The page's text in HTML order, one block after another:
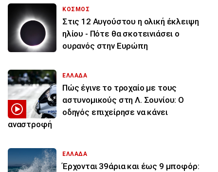
ΚΟΣΜΟΣ
Στις 12 Αυγούστου η ολική έκλειψη
ηλίου - Πότε θα σκοτεινιάσει ο
ουρανός στην Ευρώπη
ΕΛΛΑΔΑ
Πώς έγινε το τροχαίο με τους
αστυνομικούς στη Λ. Σουνίου: Ο
οδηγός επιχείρησε να κάνει
αναστροφή
ΕΛΛΑΔΑ
Έρχονται 39άρια και έως 9 μποφόρ: